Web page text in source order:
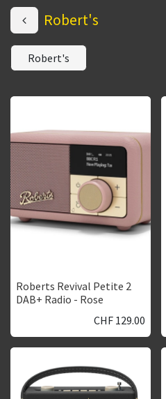
Robert's
Robert's
Roberts Revival Petite 2
DAB+ Radio - Rose
CHF 129.00